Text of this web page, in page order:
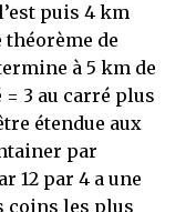
puis 4 km
de
à 5 km de
3 au carré plus
étendue aux
par
12 par 4 a une
coins les plus